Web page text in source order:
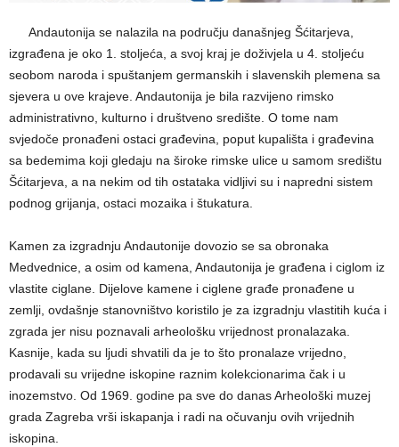
Andautonija se nalazila na području današnjeg Šćitarjeva,
izgrađena je oko 1. stoljeća, a svoj kraj je doživjela u 4. stoljeću
seobom naroda i spuštanjem germanskih i slavenskih plemena sa
sjevera u ove krajeve. Andautonija je bila razvijeno rimsko
administrativno, kulturno i društveno središte. O tome nam
svjedoče pronađeni ostaci građevina, poput kupališta i građevina
sa bedemima koji gledaju na široke rimske ulice u samom središtu
Šćitarjeva, a na nekim od tih ostataka vidljivi su i napredni sistem
podnog grijanja, ostaci mozaika i štukatura.
Kamen za izgradnju Andautonije dovozio se sa obronaka
Medvednice, a osim od kamena, Andautonija je građena i ciglom iz
vlastite ciglane. Dijelove kamene i ciglene građe pronađene u
zemlji, ovdašnje stanovništvo koristilo je za izgradnju vlastitih kuća i
zgrada jer nisu poznavali arheološku vrijednost pronalazaka.
Kasnije, kada su ljudi shvatili da je to što pronalaze vrijedno,
prodavali su vrijedne iskopine raznim kolekcionarima čak i u
inozemstvo. Od 1969. godine pa sve do danas Arheološki muzej
grada Zagreba vrši iskapanja i radi na očuvanju ovih vrijednih
iskopina.